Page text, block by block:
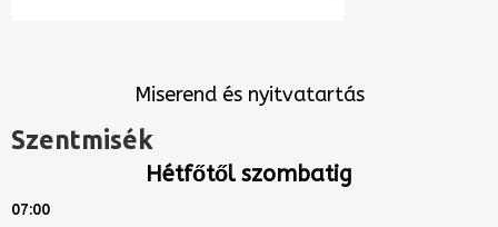
Miserend és nyitvatartás
Szentmisék
Hétfőtől szombatig
07:00